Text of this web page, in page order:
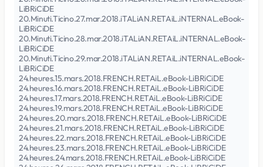
LiBRiCiDE
20.Minuti.Ticino.27.mar.2018.iTALiAN.RETAiL.iNTERNAL.eBook-
LiBRiCiDE
20.Minuti.Ticino.28.mar.2018.iTALiAN.RETAiL.iNTERNAL.eBook-
LiBRiCiDE
20.Minuti.Ticino.29.mar.2018.iTALiAN.RETAiL.iNTERNAL.eBook-
LiBRiCiDE
24.heures.15.mars.2018.FRENCH.RETAiL.eBook-LiBRiCiDE
24.heures.16.mars.2018.FRENCH.RETAiL.eBook-LiBRiCiDE
24.heures.17.mars.2018.FRENCH.RETAiL.eBook-LiBRiCiDE
24.heures.19.mars.2018.FRENCH.RETAiL.eBook-LiBRiCiDE
24.heures.20.mars.2018.FRENCH.RETAiL.eBook-LiBRiCiDE
24.heures.21.mars.2018.FRENCH.RETAiL.eBook-LiBRiCiDE
24.heures.22.mars.2018.FRENCH.RETAiL.eBook-LiBRiCiDE
24.heures.23.mars.2018.FRENCH.RETAiL.eBook-LiBRiCiDE
24.heures.24.mars.2018.FRENCH.RETAiL.eBook-LiBRiCiDE